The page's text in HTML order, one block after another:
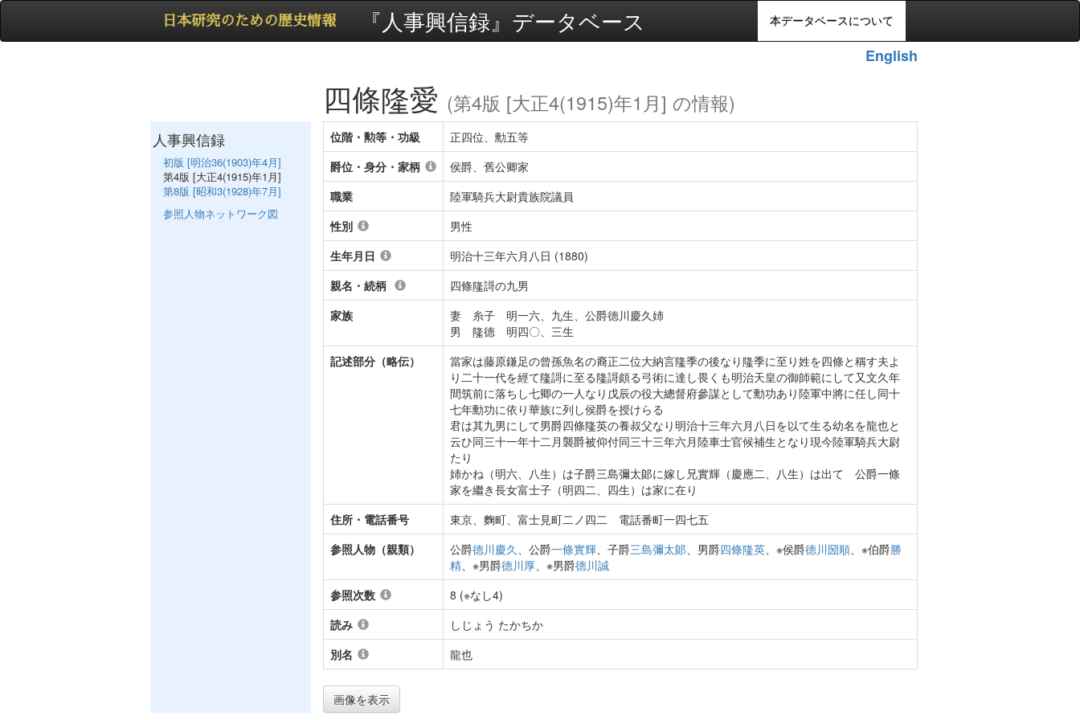
本データベースについて
日本研究のための歴史情報 『人事興信録』データベース
English
四條隆愛 (第4版 [大正4(1915)年1月] の情報)
位階・勲等・功級
正四位、勳五等
爵位・身分・家柄
侯爵、舊公卿家
職業
陸軍騎兵大尉貴族院議員
性別
男性
生年月日
明治十三年六月八日 (1880)
親名・続柄
四條隆謌の九男
家族
妻 糸子 明一六、九生、公爵德川慶久姉
男 隆德 明四〇、三生
記述部分（略伝）
當家は藤原鎌足の曾孫魚名の裔正二位大納言隆季の後なり隆季に至り姓を四條と稱す夫よ
り二十一代を經て隆謌に至る隆謌頗る弓術に達し畏くも明治天皇の御師範にして又文久年
間筑前に落ちし七卿の一人なり戊辰の役大總督府參謀として勳功あり陸軍中將に任し同十
七年勳功に依り華族に列し侯爵を授けらる
君は其九男にして男爵四條隆英の養叔父なり明治十三年六月八日を以て生る幼名を龍也と
云ひ同三十一年十二月襲爵被仰付同三十三年六月陸車士官候補生となり現今陸軍騎兵大尉
たり
姉かね（明六、八生）は子爵三島彌太郞に嫁し兄實輝（慶應二、八生）は出てゝ公爵一條
家を繼き長女富士子（明四二、四生）は家に在り
住所・電話番号
東京、麴町、富士見町二ノ四二 電話番町一四七五
参照人物（親類）
公爵德川慶久、公爵一條實輝、子爵三島彌太郞、男爵四條隆英、※侯爵德川圀順、※伯爵勝
精、※男爵德川厚、※男爵德川誠
参照次数
8 (※なし4)
読み
しじょう たかちか
別名
龍也
画像を表示
人事興信録
初版 [明治36(1903)年4月]
第4版 [大正4(1915)年1月]
第8版 [昭和3(1928)年7月]
参照人物ネットワーク図